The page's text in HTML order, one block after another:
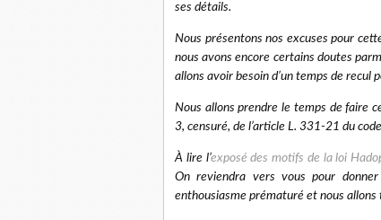
ses détails.
Nous présentons nos excuses pour
nous avons encore certains doutes
allons avoir besoin d’un temps de recul
Nous allons prendre le temps de faire
3, censuré, de l’article L. 331-21 du
À lire l’exposé des motifs de la loi
On reviendra vers vous pour
enthousiasme prématuré et nous